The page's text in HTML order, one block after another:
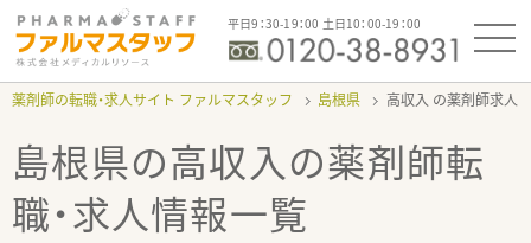
平日9：30-19：00 土日10：00-19：00
薬剤師の転職・求人サイト ファルマスタッフ 島根県 高収入
島根県の高収入の薬剤師転
職・求人情報一覧